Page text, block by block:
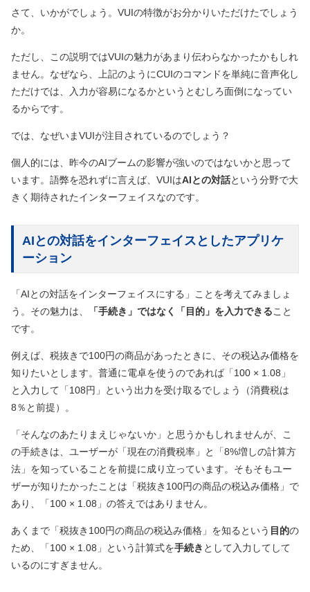
さて、いかがでしょう。VUIの特徴がお分かりいただけたでしょう
か。
ただし、この説明ではVUIの魅力があまり伝わらなかったかもしれ
ません。なぜなら、上記のようにCUIのコマンドを単純に音声化し
ただけでは、入力が容易になるかというとむしろ面倒になってい
るからです。
では、なぜいまVUIが注目されているのでしょう？
個人的には、昨今のAIブームの影響が強いのではないかと思って
います。語弊を恐れずに言えば、VUIはAIとの対話という分野で大
きく期待されたインターフェイスなのです。
AIとの対話をインターフェイスとしたアプリケ
ーション
「AIとの対話をインターフェイスにする」ことを考えてみましょ
う。その魅力は、
「手続き」ではなく「目的」を入力できること
です。
例えば、税抜きで100円の商品があったときに、その税込み価格を
知りたいとします。普通に電卓を使うのであれば「100 × 1.08」
と入力して「108円」という出力を受け取るでしょう
（消費税は
8％と前提） 。
「そんなのあたりまえじゃないか」と思うかもしれませんが、こ
の手続きは、ユーザーが「現在の消費税率」と「8%増しの計算方
法」を知っていることを前提に成り立っています。そもそもユー
ザーが知りたかったことは「税抜き100円の商品の税込み価格」で
あり、「100 × 1.08」の答えではありません。
あくまで「税抜き100円の商品の税込み価格」を知るという 目的の
ため、「100 × 1.08」という計算式を手続き として入力してして
いるのにすぎません。